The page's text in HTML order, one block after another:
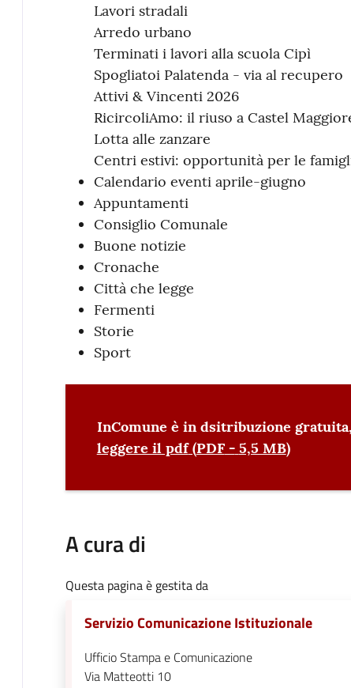
Lavori stradali
Arredo urbano
Terminati i lavori alla scuola Cipì
Spogliatoi Palatenda - via al recupero
Attivi & Vincenti 2026
RicircoliAmo: il riuso a Castel
Lotta alle zanzare
Centri estivi: opportunità per le
Calendario eventi aprile-giugno
Appuntamenti
Consiglio Comunale
Buone notizie
Cronache
Città che legge
Fermenti
Storie
Sport
InComune è in dsitribuzione
leggere il pdf(PDF- 5,5 MB)
A cura di
Questa pagina è gestita da
Servizio Comunicazione Istituzionale
Ufficio Stampa e Comunicazione
Via Matteotti 10